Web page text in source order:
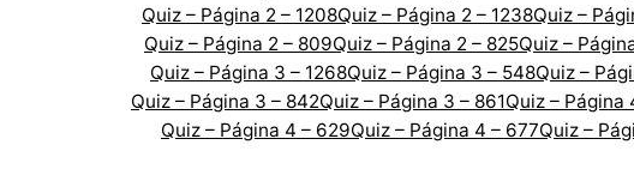
Quiz – Página 2 – 1208Quiz – Página 2 – 1238Quiz –
Quiz – Página 2 – 809Quiz – Página 2 – 825Quiz –
Quiz – Página 3 – 1268Quiz – Página 3 – 548Quiz –
Quiz – Página 3 – 842Quiz – Página 3 – 861Quiz – Página
Quiz – Página 4 – 629Quiz – Página 4 – 677Quiz –